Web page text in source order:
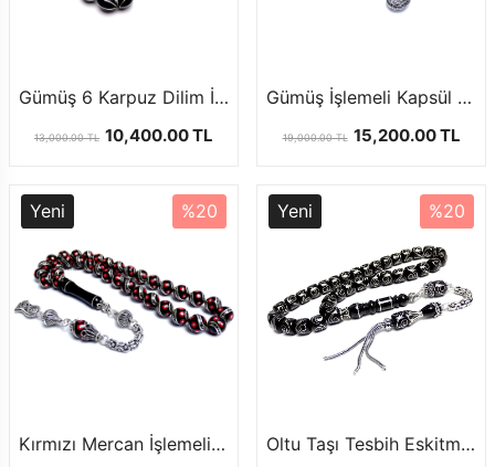
Gümüş 6 Karpuz Dilim İşlemeli Erzurum Oltu Taşı Tesbih
13,000.00 TL 10,400.00 TL
Gümüş İşlemeli Kapsül Kesim Erzurum Oltu Taşı Tesbih
19,000.00 TL 15,200.00 TL
Yeni %20
Kırmızı Mercan İşlemeli Erzurum Oltu Taşı Tesbih
Yeni %20
Oltu Taşı Tesbih Eskitme Model Gümüş Nakkaş Tasarım